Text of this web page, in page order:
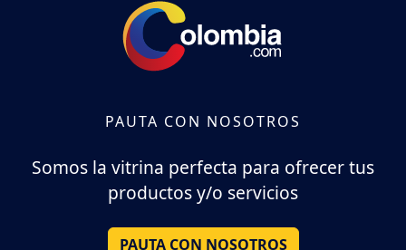
PAUTA CON NOSOTROS
Somos la vitrina perfecta para ofrecer tus
productos y/o servicios
PAUTA CON NOSOTROS